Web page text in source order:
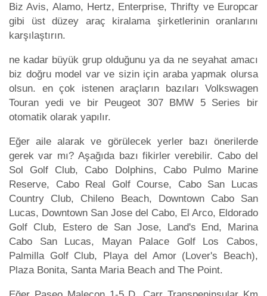
Biz Avis, Alamo, Hertz, Enterprise, Thrifty ve Europcar
gibi üst düzey araç kiralama şirketlerinin oranlarını
karşılaştırın.
ne kadar büyük grup olduğunu ya da ne seyahat amacı
biz doğru model var ve sizin için araba yapmak olursa
olsun. en çok istenen araçların bazıları Volkswagen
Touran yedi ve bir Peugeot 307 BMW 5 Series bir
otomatik olarak yapılır.
Eğer aile alarak ve görülecek yerler bazı önerilerde
gerek var mı? Aşağıda bazı fikirler verebilir. Cabo del
Sol Golf Club, Cabo Dolphins, Cabo Pulmo Marine
Reserve, Cabo Real Golf Course, Cabo San Lucas
Country Club, Chileno Beach, Downtown Cabo San
Lucas, Downtown San Jose del Cabo, El Arco, Eldorado
Golf Club, Estero de San Jose, Land's End, Marina
Cabo San Lucas, Mayan Palace Golf Los Cabos,
Palmilla Golf Club, Playa del Amor (Lover's Beach),
Plaza Bonita, Santa Maria Beach and The Point.